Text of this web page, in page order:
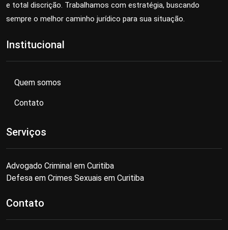
e total discrição. Trabalhamos com estratégia, buscando
sempre o melhor caminho jurídico para sua situação.
Institucional
Quem somos
Contato
Serviços
Advogado Criminal em Curitiba
Defesa em Crimes Sexuais em Curitiba
Contato